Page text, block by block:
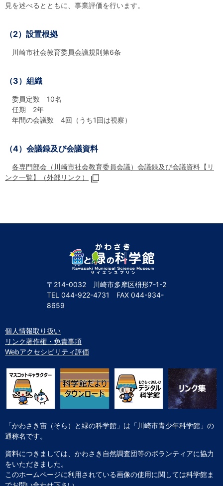
見を述べるとともに、事業評価を行います。
（2）設置根拠
川崎市社会教育委員会議規則第6条
（3）組織
委員定数 10名
任期 2年
年間の会議数 4回（うち1回は視察）
（4）会議録及び会議資料
各専門部会（川崎市社会教育委員会議）会議録及び会議資料【リ
ンク一覧】（外部リンク）
〒214-0032 川崎市多摩区枡形7-1-2
TEL 044-922-4731 FAX 044-934-
8659
個人情報取り扱い
リンク著作権・免責事項
Webアクセシビリティ評価
「かわさき宙（そら）と緑の科学館」は「川崎市青少年科学館」の
通称名です。
資料につきましては、かわさき自然調査団等のボランティアに協力
をいただきました。
このホームページに利用されている画像の使用に関しては科学館ま